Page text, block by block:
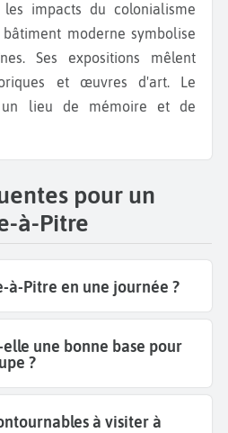
impacts du colonialisme
moderne symbolise
Ses expositions mêlent
et œuvres d'art. Le
un lieu de mémoire et de
pour un
à-Pitre
à-Pitre en une journée ?
une bonne base pour
?
à visiter à